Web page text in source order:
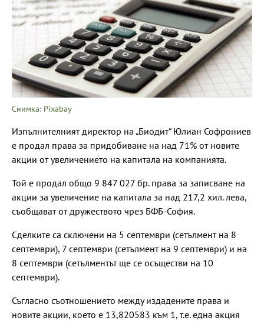
Снимка: Pixabay
Изпълнителният директор на „Биодит“ Юлиан Софрониев
е продал права за придобиване на над 71% от новите
акции от увеличението на капитала на компанията.
Той е продал общо 9 847 027 бр. права за записване на
акции за увеличение на капитала за над 217,2 хил. лева,
съобщават от дружеството чрез БФБ-София.
Сделките са сключени на 5 септември (сетълмент на 8
септември), 7 септември (сетълмент на 9 септември) и на
8 септември (сетълментът ще се осъществи на 10
септември).
Съгласно съотношението между издадените права и
новите акции, което е 13,820583 към 1, т.е. една акция